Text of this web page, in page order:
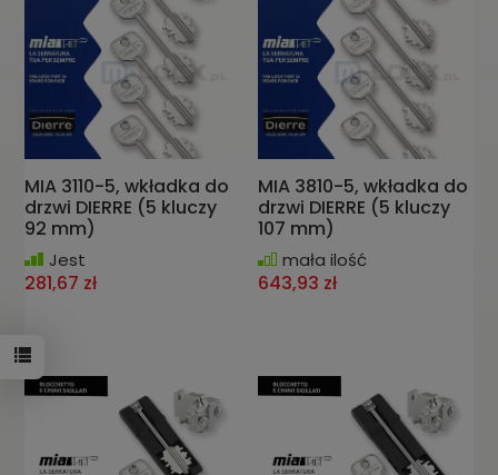
MIA 3110-5, wkładka do
drzwi DIERRE (5 kluczy
92 mm)
Jest
281,67 zł
MIA 3810-5, wkładka do
drzwi DIERRE (5 kluczy
107 mm)
mała ilość
643,93 zł